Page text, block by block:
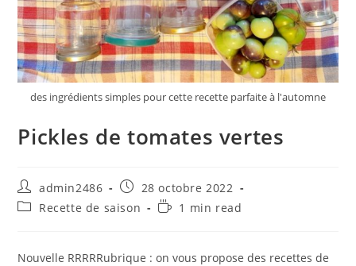
des ingrédients simples pour cette recette parfaite à l'automne
Pickles de tomates vertes
Auteur/autrice
de
la
admin2486
Publication
publiée :
28 octobre 2022
PostRecette de saison
Temps1 min read
Nouvelle RRRRRubrique : on vous propose des recettes de